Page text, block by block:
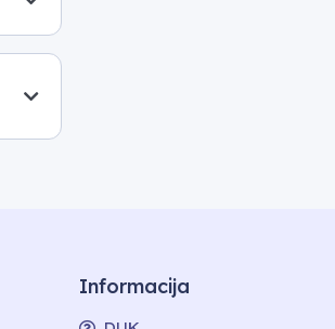
Informacija